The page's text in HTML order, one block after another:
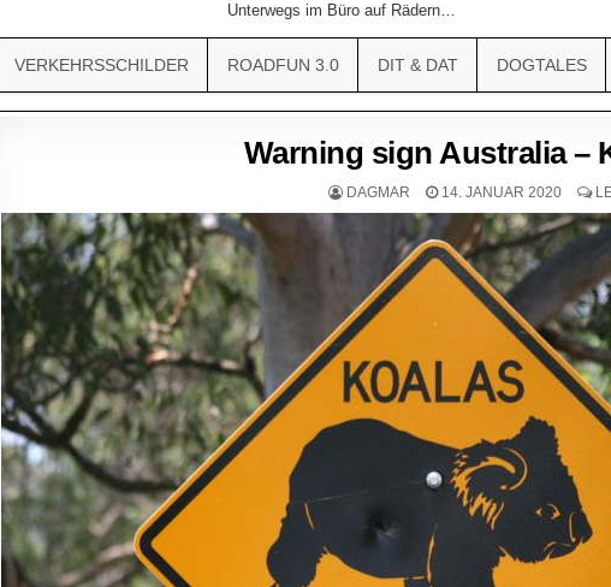
Unterwegs im Büro auf Rädern…
VERKEHRSSCHILDER ROADFUN 3.0 DIT & DAT DOGTALES
Warning sign Australia –
DAGMAR 14. JANUAR 2020